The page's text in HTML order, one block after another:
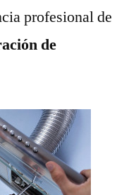
profesional de
de